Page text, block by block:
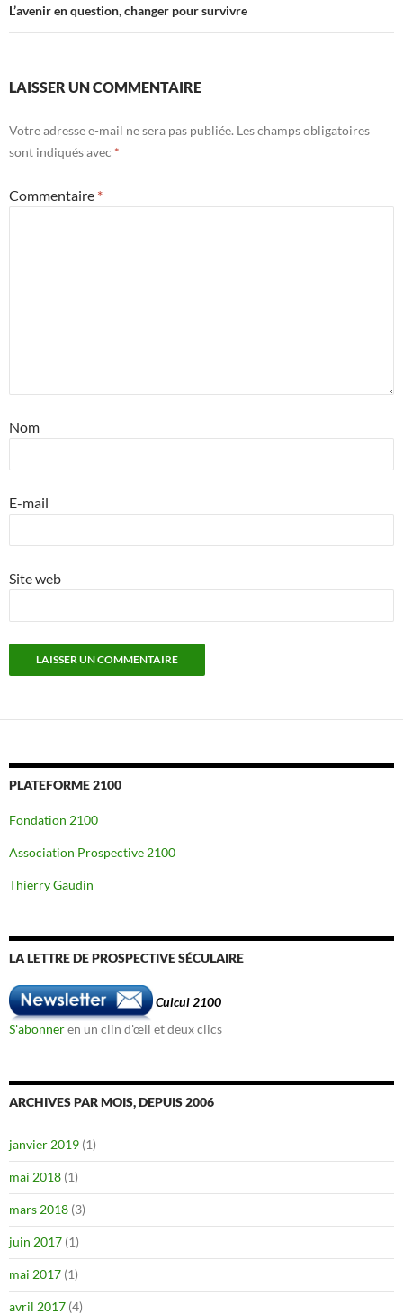
L’avenir en question, changer pour survivre
LAISSER UN COMMENTAIRE
Votre adresse e-mail ne sera pas publiée. Les champs obligatoires
sont indiqués avec *
Commentaire *
Nom
E-mail
Site web
PLATEFORME 2100
Fondation 2100
Association Prospective 2100
Thierry Gaudin
LA LETTRE DE PROSPECTIVE SÉCULAIRE
Cuicui 2100
S'abonneren un clin d'œil et deux clics
ARCHIVES PAR MOIS, DEPUIS 2006
janvier 2019 (1)
mai 2018 (1)
mars 2018 (3)
juin 2017 (1)
mai 2017 (1)
avril 2017 (4)